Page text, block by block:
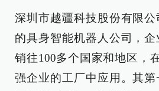
深圳市越疆科技股份有限
的具身智能机器人公司，
销往100多个国家和地区，
强企业的工厂中应用。其